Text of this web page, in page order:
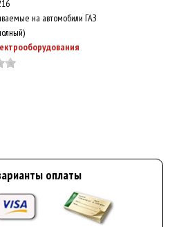
на автомобили ГАЗ
оплаты